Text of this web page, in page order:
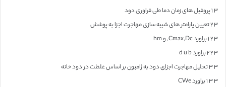
۳ ۱ پروفیل های زمان دما طی فراوری دود
۳ ۲ تعیین پارامتر های شبیه سازی مهاجرت اجزا به پوشش
۳ ۲ ۱ براورد Cmax,Dc, و hm
۳ ۲ ۲ براورد d u b
۳ ۳ تحلیل مهاجرت اجزای دود به ژامبون بر اساس غلظت در دود خانه
۳ ۳ ۱ براورد CWe